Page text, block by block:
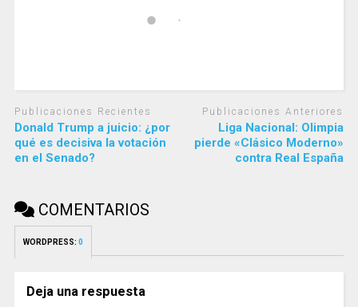
Publicaciones Recientes
Donald Trump a juicio: ¿por
qué es decisiva la votación
en el Senado?
Publicaciones Anteriores
Liga Nacional: Olimpia
pierde «Clásico Moderno»
contra Real España
COMENTARIOS
WORDPRESS: 0
Deja una respuesta